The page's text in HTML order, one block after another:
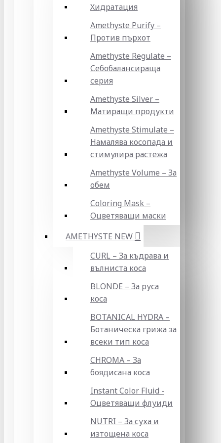
Хидратация
Amethyste Purify –
Против пърхот
Amethyste Regulate –
Себобалансираща
серия
Amethyste Silver –
Матиращи продукти
Amethyste Stimulate –
Намалява косопада и
стимулира растежа
Amethyste Volume – За
обем
Coloring Mask –
Оцветяващи маски
AMETHYSTE NEW
CURL – За къдрава и
вълниста коса
BLONDE – За руса
коса
BOTANICAL HYDRA –
Ботаническа грижа за
всеки тип коса
CHROMA – За
боядисана коса
Instant Color Fluid -
Оцветяващи флуиди
NUTRI – За суха и
изтощена коса